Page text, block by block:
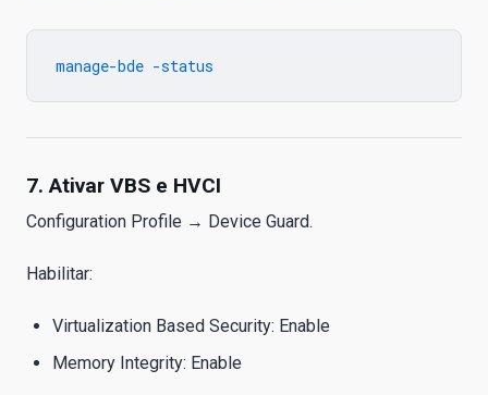
7. Ativar VBS e HVCI
Configuration Profile → Device Guard.
Habilitar:
Virtualization Based Security: Enable
Memory Integrity: Enable